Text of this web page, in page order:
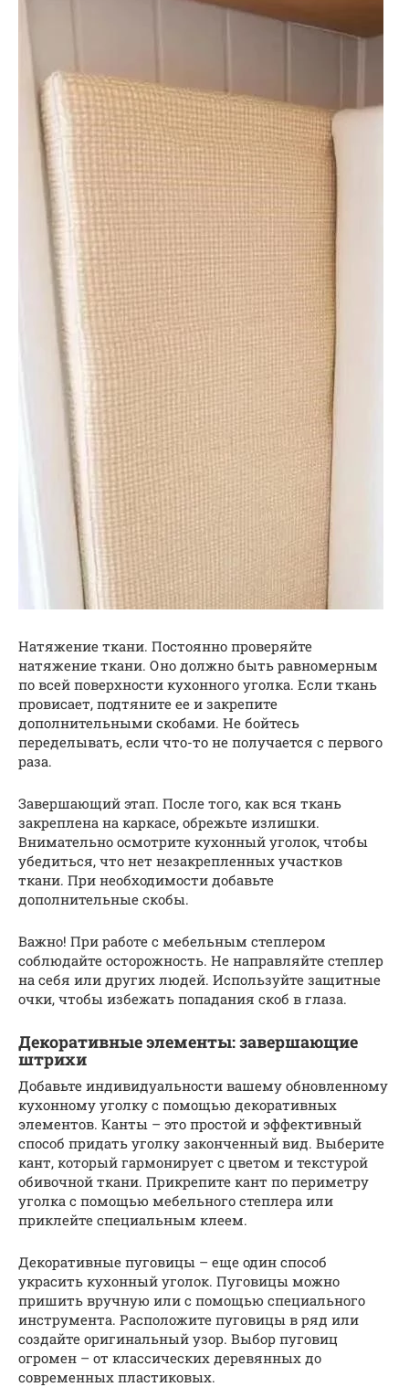
Натяжение ткани. Постоянно проверяйте
натяжение ткани. Оно должно быть равномерным
по всей поверхности кухонного уголка. Если ткань
провисает, подтяните ее и закрепите
дополнительными скобами. Не бойтесь
переделывать, если что-то не получается с первого
раза.
Завершающий этап. После того, как вся ткань
закреплена на каркасе, обрежьте излишки.
Внимательно осмотрите кухонный уголок, чтобы
убедиться, что нет незакрепленных участков
ткани. При необходимости добавьте
дополнительные скобы.
Важно! При работе с мебельным степлером
соблюдайте осторожность. Не направляйте степлер
на себя или других людей. Используйте защитные
очки, чтобы избежать попадания скоб в глаза.
Декоративные элементы: завершающие
штрихи
Добавьте индивидуальности вашему обновленному
кухонному уголку с помощью декоративных
элементов. Канты – это простой и эффективный
способ придать уголку законченный вид. Выберите
кант, который гармонирует с цветом и текстурой
обивочной ткани. Прикрепите кант по периметру
уголка с помощью мебельного степлера или
приклейте специальным клеем.
Декоративные пуговицы – еще один способ
украсить кухонный уголок. Пуговицы можно
пришить вручную или с помощью специального
инструмента. Расположите пуговицы в ряд или
создайте оригинальный узор. Выбор пуговиц
огромен – от классических деревянных до
современных пластиковых.